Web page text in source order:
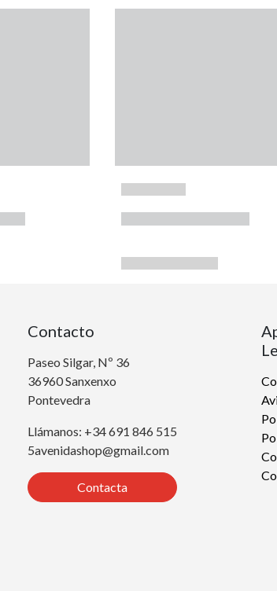
Contacto
Paseo Silgar, Nº 36
36960 Sanxenxo
Pontevedra
Llámanos: +34 691 846 515
5avenidashop@gmail.com
Contacta